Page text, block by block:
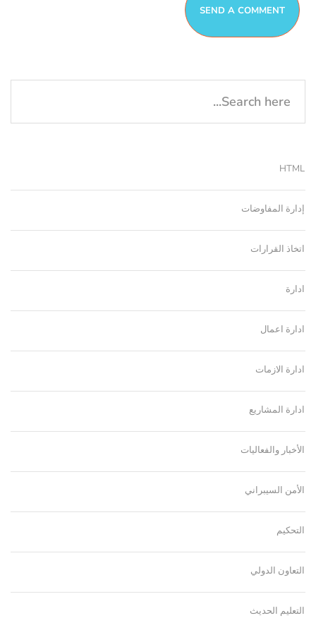
HTML
إدارة المفاوضات
اتخاذ القرارات
ادارة
ادارة اعمال
ادارة الازمات
ادارة المشاريع
الأخبار والفعاليات
الأمن السيبراني
التحكيم
التعاون الدولي
التعليم الحديث